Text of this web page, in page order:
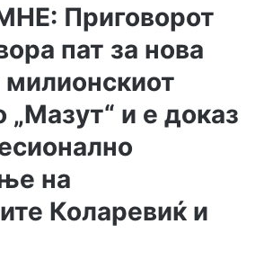
Приговорот
пат за нова
милионскиот
„Мазут“ и е доказ
на
Коларевиќ и